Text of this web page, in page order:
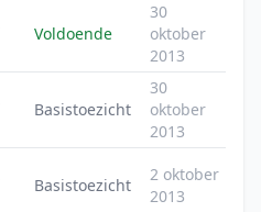
Voldoende
30
oktober
2013
Basistoezicht
30
oktober
2013
Basistoezicht
2 oktober
2013